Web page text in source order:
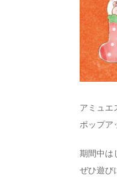
アミュエ
ポップア
期間中は
ぜひ遊び